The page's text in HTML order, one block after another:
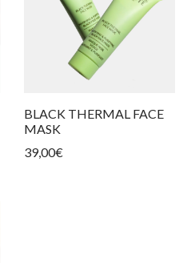
BLACK THERMAL FACE
MASK
39,00€